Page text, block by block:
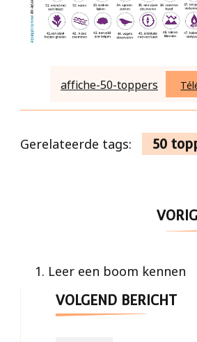
affiche-50-toppers
Gerelateerde tags: 50
1. Leer een boom kennen
VOLGEND BERICHT